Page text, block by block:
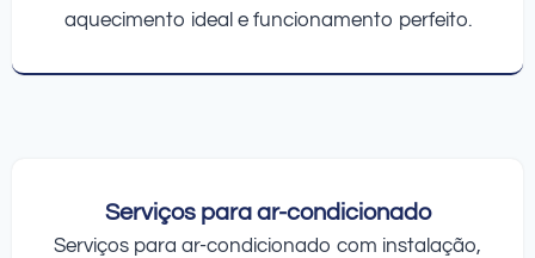
aquecimento ideal e funcionamento perfeito.
Serviços para ar-condicionado
Serviços para ar-condicionado com instalação,